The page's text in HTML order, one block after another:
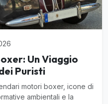
Un Viaggio
Puristi
motori boxer, icone di
ambientali e la